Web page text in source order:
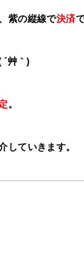
紫の縦線で決済
´艸｀)
。
していきます。